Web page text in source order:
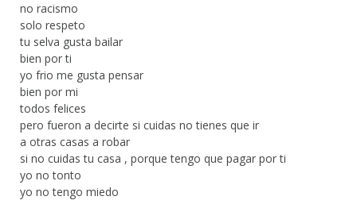
no racismo
solo respeto
tu selva gusta bailar
bien por ti
yo frio me gusta pensar
bien por mi
todos felices
pero fueron a decirte si cuidas no tienes que ir
a otras casas a robar
si no cuidas tu casa , porque tengo que pagar por ti
yo no tonto
yo no tengo miedo